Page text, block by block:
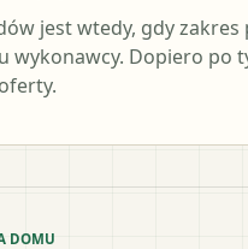
jest wtedy, gdy
wykonawcy. Dopiero po
DOMU